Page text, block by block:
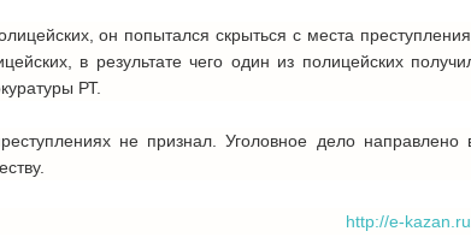
он попытался скрыться с места преступления.
в результате чего один из полицейских
РТ.
не признал. Уголовное дело направлено
http://e-